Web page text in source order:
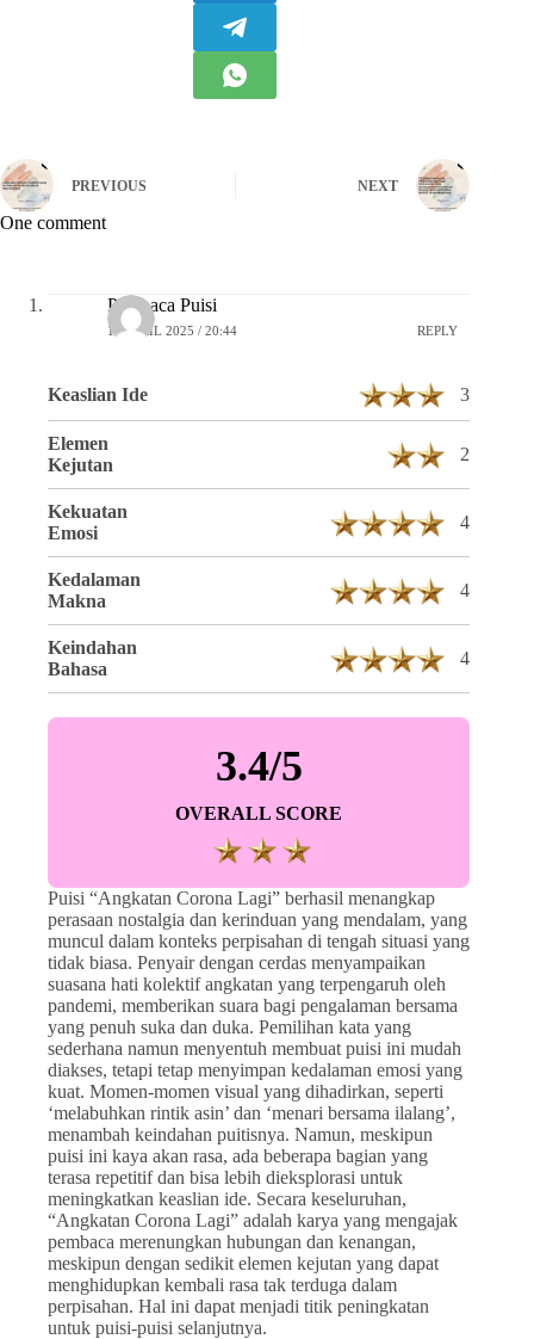
PREVIOUS NEXT
One comment
Pembaca Puisi
16 APRIL 2025 / 20:44 REPLY
Keaslian Ide 3
Elemen
Kejutan
2
Kekuatan
Emosi
4
Kedalaman
Makna
4
Keindahan
Bahasa
4
3.4/5
OVERALL SCORE
Puisi “Angkatan Corona Lagi” berhasil menangkap
perasaan nostalgia dan kerinduan yang mendalam, yang
muncul dalam konteks perpisahan di tengah situasi yang
tidak biasa. Penyair dengan cerdas menyampaikan
suasana hati kolektif angkatan yang terpengaruh oleh
pandemi, memberikan suara bagi pengalaman bersama
yang penuh suka dan duka. Pemilihan kata yang
sederhana namun menyentuh membuat puisi ini mudah
diakses, tetapi tetap menyimpan kedalaman emosi yang
kuat. Momen-momen visual yang dihadirkan, seperti
‘melabuhkan rintik asin’ dan ‘menari bersama ilalang’,
menambah keindahan puitisnya. Namun, meskipun
puisi ini kaya akan rasa, ada beberapa bagian yang
terasa repetitif dan bisa lebih dieksplorasi untuk
meningkatkan keaslian ide. Secara keseluruhan,
“Angkatan Corona Lagi” adalah karya yang mengajak
pembaca merenungkan hubungan dan kenangan,
meskipun dengan sedikit elemen kejutan yang dapat
menghidupkan kembali rasa tak terduga dalam
perpisahan. Hal ini dapat menjadi titik peningkatan
untuk puisi-puisi selanjutnya.